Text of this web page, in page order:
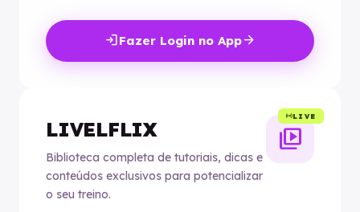
loginFazer Login no Apparrow_forward
sensorsLIVE
LIVELFLIX
Biblioteca completa de tutoriais, dicas e
conteúdos exclusivos para potencializar
o seu treino.
video_library